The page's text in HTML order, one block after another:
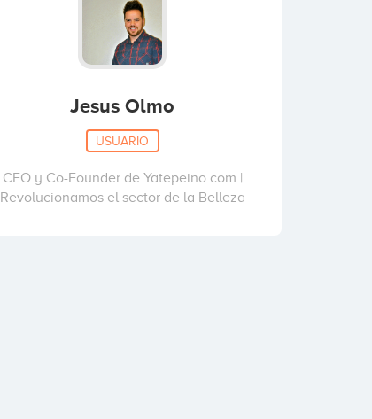
Jesus Olmo
USUARIO
CEO y Co-Founder de Yatepeino.com |
Revolucionamos el sector de la Belleza